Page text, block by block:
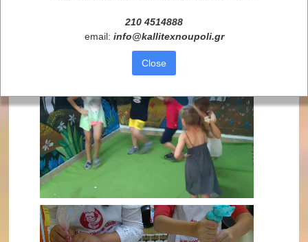
210 4514888
email: info@kallitexnoupoli.gr
Close